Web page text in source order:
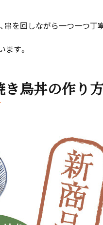
串を回しながら一つ一つ丁
す。
き鳥丼の作り